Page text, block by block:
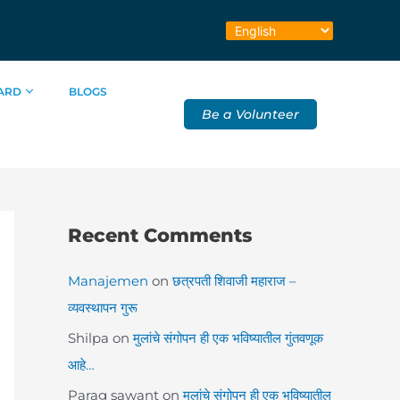
BLOGS
Be a Volunteer
Recent Comments
Manajemen onछत्रपती शिवाजी महाराज –
व्यवस्थापन गुरू
Shilpa onमुलांचे संगोपन ही एक भविष्यातील गुंतवणूक
आहे…
Parag sawant onमुलांचे संगोपन ही एक भविष्यातील